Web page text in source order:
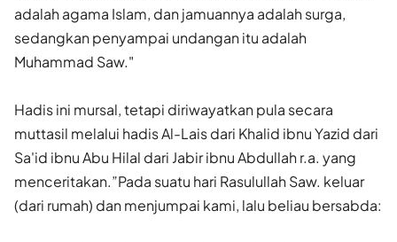
adalah agama Islam, dan jamuannya adalah surga,
sedangkan penyampai undangan itu adalah
Muhammad Saw."
Hadis ini mursal, tetapi diriwayatkan pula secara
muttasil melalui hadis Al-Lais dari Khalid ibnu Yazid dari
Sa'id ibnu Abu Hilal dari Jabir ibnu Abdullah r.a. yang
menceritakan.”Pada suatu hari Rasulullah Saw. keluar
(dari rumah) dan menjumpai kami, lalu beliau bersabda: